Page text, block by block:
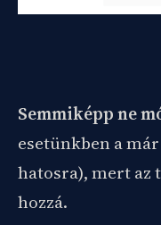
Semmiképp ne
esetünkben a
hatosra), mert az
hozzá.